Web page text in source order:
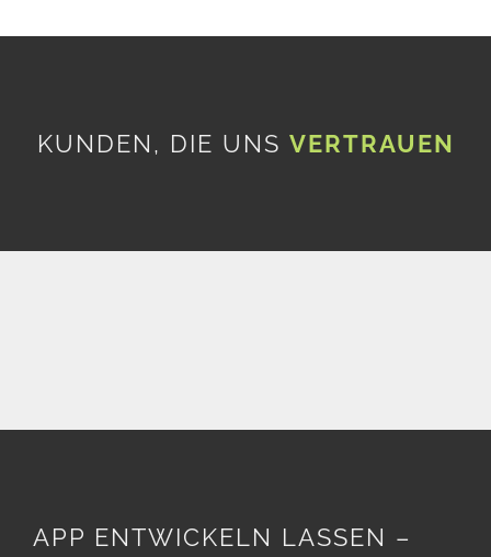
KUNDEN, DIE UNS VERTRAUEN
APP ENTWICKELN LASSEN –